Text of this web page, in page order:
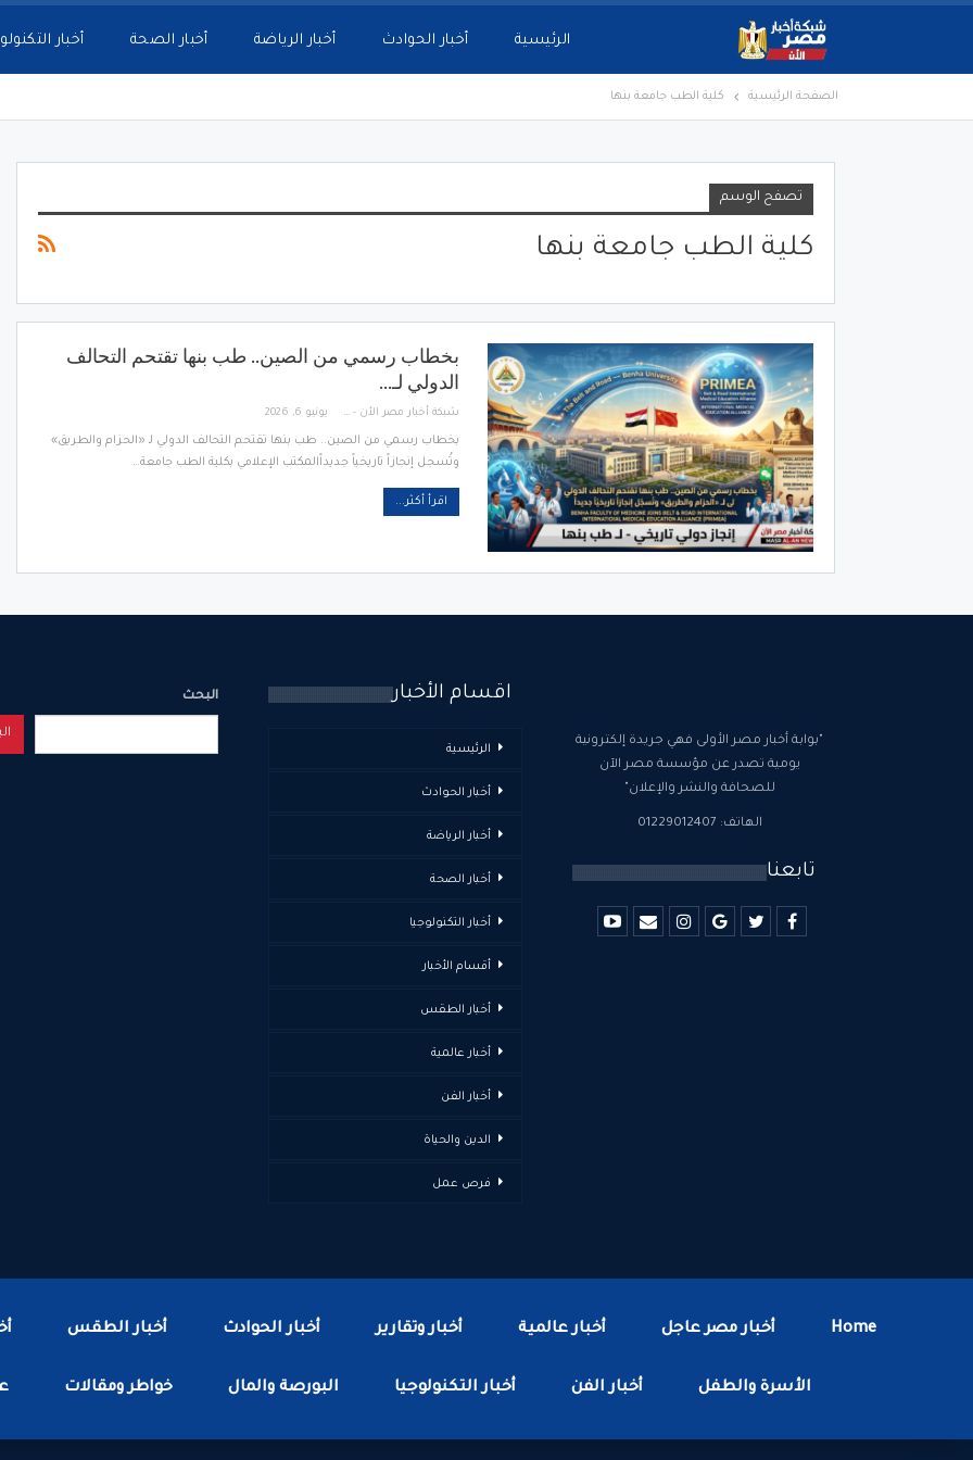
الرئيسية أخبار الحوادث أخبار الرياضة أخبار الصحة أخبار
الصفحة الرئيسية كلية الطب جامعة بنها
تصفح الوسم
كلية الطب جامعة بنها
بخطاب رسمي من الصين.. طب بنها تقتحم التحالف
الدولي لـ…
شبكة أخبار مصر الأن - Egypt News Network Now يونيو 6, 2026
بخطاب رسمي من الصين.. طب بنها تقتحم التحالف الدولي لـ «الحزام والطريق»
وتُسجل إنجازاً تاريخياً جديداً ​المكتب الإعلامي بكلية الطب جامعة…
اقرأ أكثر...
"بوابة أخبار مصر الأولى فهي جريدة إلكترونية
يومية تصدر عن مؤسسة مصر الآن
للصحافة والنشر والإعلان"
الهاتف: 01229012407
تابعنا
اقسام الأخبار
الرئيسية
أخبار الحوادث
أخبار الرياضة
أخبار الصحة
أخبار التكنولوجيا
أقسام الأخبار
أخبار الطقس
أخبار عالمية
أخبار الفن
الدين والحياة
فرص عمل
البحث
Home أخبار مصر عاجل أخبار عالمية أخبار وتقارير أخبار الحوادث أخبار الطقس
الأسرة والطفل أخبار الفن أخبار التكنولوجيا البورصة والمال خواطر ومقالات